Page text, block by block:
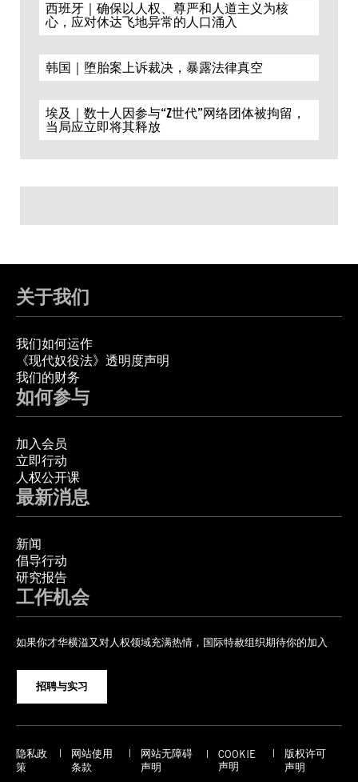
西班牙｜确保以人权、尊严和人道主义为核
心，应对休达飞地异常的人口涌入
韩国｜堕胎案上诉裁决，暴露法律真空
埃及｜数十人因参与“Z世代”网络团体被拘留，
当局应立即将其释放
关于我们
我们如何运作
《现代奴役法》透明度声明
我们的财务
如何参与
加入会员
立即行动
人权公开课
最新消息
新闻
倡导行动
研究报告
工作机会
如果你才华横溢又对人权领域充满热情，国际特赦组织期待你的加入
招聘与实习
隐私政
策
网站使用
条款
网站无障碍
声明
COOKIE
声明
版权许可
声明